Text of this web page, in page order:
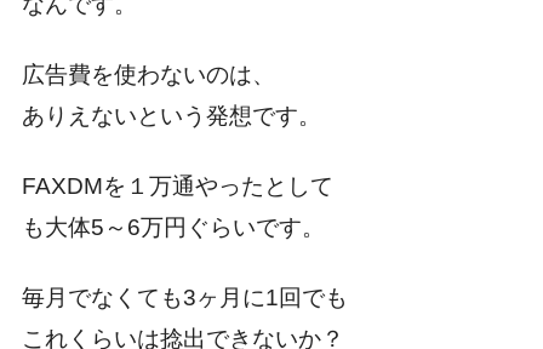
広告費を使わないのは、
ありえないという発想です。
FAXDMを１万通やったとして
も大体5～6万円ぐらいです。
毎月でなくても3ヶ月に1回でも
これくらいは捻出できないか？